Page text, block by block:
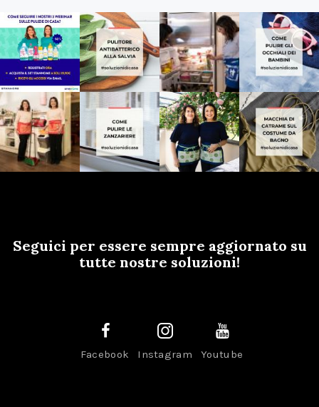
Seguici per essere sempre aggiornato su
tutte nostre soluzioni!
Facebook Instagram Youtube